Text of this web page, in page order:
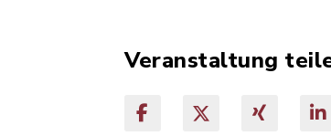
Veranstaltung